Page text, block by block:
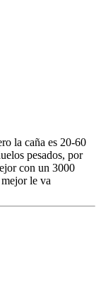
la caña es 20-60
pesados, por
con un 3000
le va